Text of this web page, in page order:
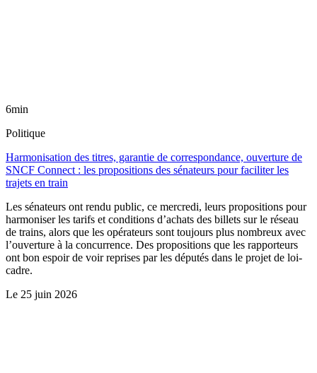
6min
Politique
Harmonisation des titres, garantie de correspondance, ouverture de
SNCF Connect : les propositions des sénateurs pour faciliter les
trajets en train
Les sénateurs ont rendu public, ce mercredi, leurs propositions pour
harmoniser les tarifs et conditions d’achats des billets sur le réseau
de trains, alors que les opérateurs sont toujours plus nombreux avec
l’ouverture à la concurrence. Des propositions que les rapporteurs
ont bon espoir de voir reprises par les députés dans le projet de loi-
cadre.
Le 25 juin 2026